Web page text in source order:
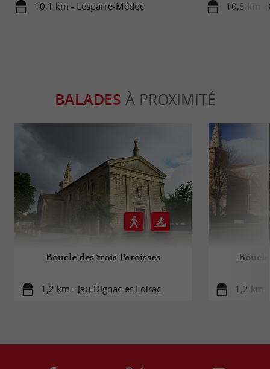
10,1 km - Lesparre-Médoc 10,8 km -
BALADES À PROXIMITÉ
Boucle des trois Paroisses
1,2 km - Jau-Dignac-et-Loirac 1,2 km